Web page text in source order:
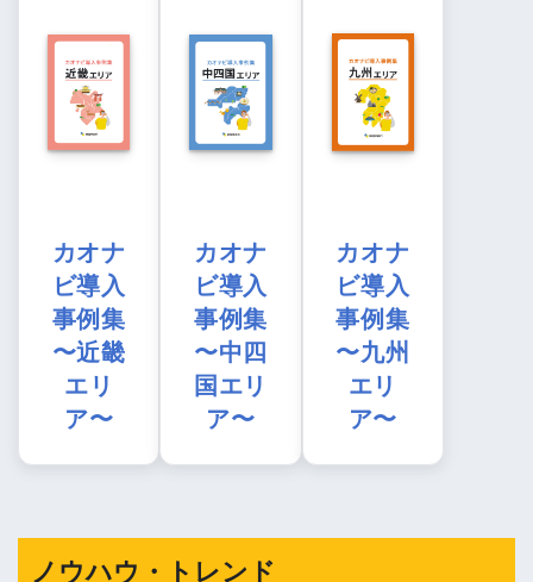
カオナ
ビ導入
事例集
〜近畿
エリ
ア〜
カオナ
ビ導入
事例集
〜中四
国エリ
ア〜
カオナ
ビ導入
事例集
〜九州
エリ
ア〜
ノウハウ・トレンド